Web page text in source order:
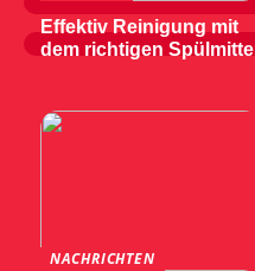
Effektiv Reinigung mit
dem richtigen Spülmittel
NACHRICHTEN